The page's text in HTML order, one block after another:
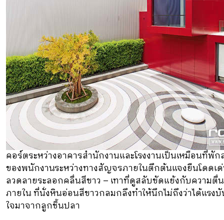
คอร์ตระหว่างอาคารสำนักงานและโรงงานเป็นเหมือนที่พัก
ของพนักงานระหว่างทางสัญจรภายในตึกต้นแจงยืนโดดเ
ลวดลายระลอกคลื่นสีขาว – เทาที่ดูสลับขัดแย้งกับความตื่
ภายใน ที่นั่งหินอ่อนสีขาวกลมกลึงทำให้นึกไม่ถึงว่าได้แรง
ใจมาจากลูกชิ้นปลา